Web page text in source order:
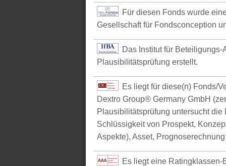
Für diesen Fonds wurde
Gesellschaft für Fondsconception
Das Institut für
Plausibilitätsprüfung erstellt.
Es liegt für diese(n) Fonds/
Dextro Group® Germany GmbH
Plausibilitätsprüfung untersucht
Schlüssigkeit von Prospekt,
Aspekte), Asset,
Es liegt eine Ratingklassen-